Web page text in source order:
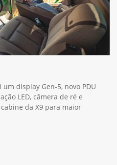
display Gen-5, novo PDU
LED, câmera de ré e
da X9 para maior